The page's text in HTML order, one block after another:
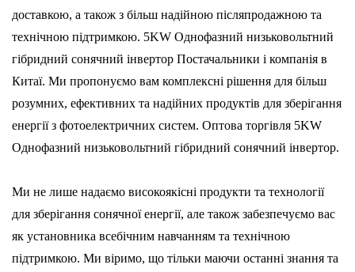
доставкою, а також з більш надійною післяпродажною та
технічною підтримкою. 5KW Однофазний низьковольтний
гібридний сонячний інвертор Постачальники і компанія в
Китаї. Ми пропонуємо вам комплексні рішення для більш
розумних, ефективних та надійних продуктів для зберігання
енергії з фотоелектричних систем. Оптова торгівля 5KW
Однофазний низьковольтний гібридний сонячний інвертор.
Ми не лише надаємо високоякісні продукти та технології
для зберігання сонячної енергії, але також забезпечуємо вас
як установника всебічним навчанням та технічною
підтримкою. Ми віримо, що тільки маючи останні знання та